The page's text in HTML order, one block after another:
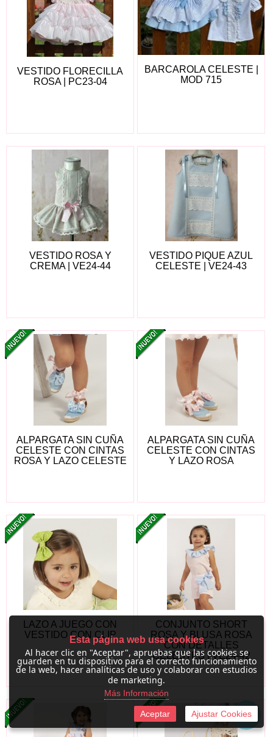
VESTIDO FLORECILLA
ROSA | PC23-04
BARCAROLA CELESTE |
MOD 715
VESTIDO ROSA Y
CREMA | VE24-44
VESTIDO PIQUE AZUL
CELESTE | VE24-43
ALPARGATA SIN CUÑA
CELESTE CON CINTAS
ROSA Y LAZO CELESTE
ALPARGATA SIN CUÑA
CELESTE CON CINTAS
Y LAZO ROSA
LAZO A JUEGO CON
VESTIDO CON CLIP
CONJUNTO SHORT
ROSA Y BLUSA ROSA
CON DETALLES
CELESTES | VE24-42
Esta página web usa cookies
Al hacer clic en "Aceptar", apruebas que las cookies se
guarden en tu dispositivo para el correcto funcionamiento
de la web, hacer analíticas de uso y colaborar con estudios
de marketing.
Más Información
Aceptar Ajustar Cookies